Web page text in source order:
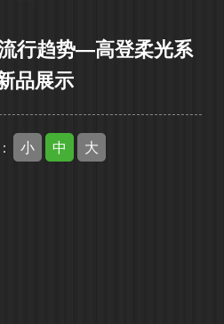
行趋势—高登柔光系
品展示
小 中 大